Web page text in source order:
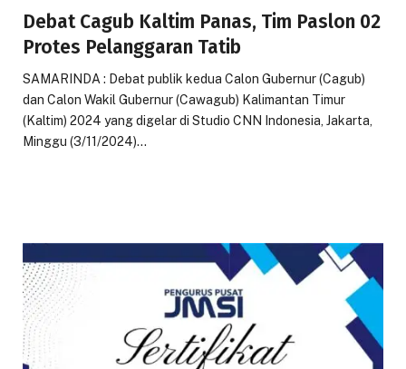
Debat Cagub Kaltim Panas, Tim Paslon 02
Protes Pelanggaran Tatib
SAMARINDA : Debat publik kedua Calon Gubernur (Cagub)
dan Calon Wakil Gubernur (Cawagub) Kalimantan Timur
(Kaltim) 2024 yang digelar di Studio CNN Indonesia, Jakarta,
Minggu (3/11/2024)…